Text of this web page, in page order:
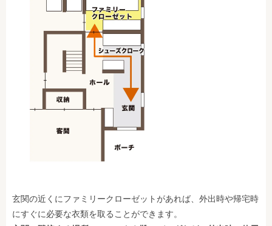
玄関の近くにファミリークローゼットがあれば、外出時や帰宅時
にすぐに必要な衣類を取ることができます。